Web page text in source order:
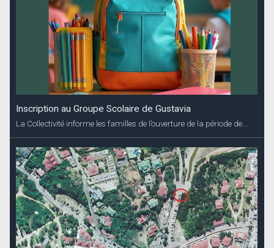
Inscription au Groupe Scolaire de Gustavia
La Collectivité informe les familles de l’ouverture de la période de...